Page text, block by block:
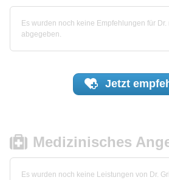
Es wurden noch keine Empfehlungen für
abgegeben.
Jetzt
Medizinisches
Es wurden noch keine Leistungen von Dr.